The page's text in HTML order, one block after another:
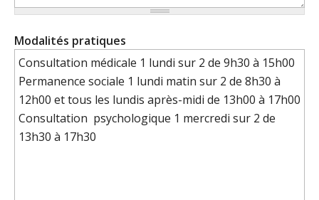
Modalités pratiques